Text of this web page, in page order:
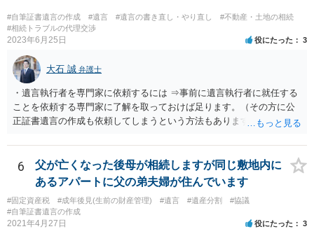
#自筆証書遺言の作成 #遺言 #遺言の書き直し・やり直し
#不動産・土地の相続
#相続トラブルの代理交渉
2023年6月25日 役にたった 3
大石 誠 弁護士
・遺言執行者を専門家に依頼するには ⇒事前に遺言執行者に就任する
ことを依頼する専門家に了解を取っておけば足ります。（その方に公
正証書遺言の作成も依頼してしまうという方法もあります） 事前に了
ません。 遺言執行者に就任し、遺言執行が完了したときの報酬だけ、
弁護士費用としてかかります。 ・亡くなった際に、法務局に預けた自
筆証書遺言の存在を親族がなかったものにされる可能性 ⇒自筆の遺言
書を法務局に保管した場合、死亡後、法務局に遺言書の有無を照会す
ることになりますので、「法務局に預けた自筆証書遺言の存在を親族
がなかったもの」にすることはできません。 存在をなかったものにす
6
父が亡くなった後母が相続しますが同じ敷地内に
あるアパートに父の弟夫婦が住んでいます
#固定資産税 #成年後見(生前の財産管理) #遺言 #遺産分割
#協議
#自筆証書遺言の作成
2021年4月27日 役にたった 3